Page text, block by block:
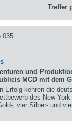
Treffer
035
und
MCD mit dem
Erfolg kehren die
des New
, vier Silber- und